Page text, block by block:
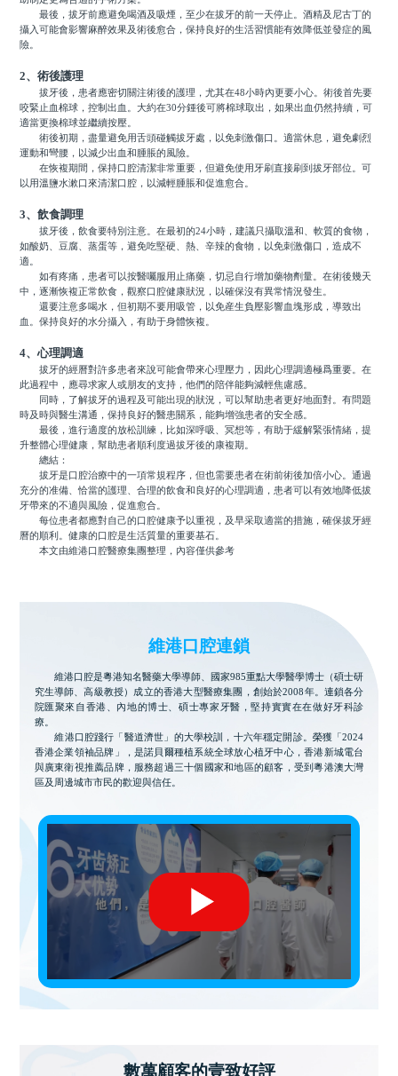
最後，拔牙前應避免喝酒及吸煙，至少在拔牙的前一天停止。酒精及尼古丁的
攝入可能會影響麻醉效果及術後愈合，保持良好的生活習慣能有效降低並發症的風
險。
2、術後護理
拔牙後，患者應密切關注術後的護理，尤其在48小時內更要小心。術後首先要
咬緊止血棉球，控制出血。大約在30分鍾後可將棉球取出，如果出血仍然持續，可
適當更換棉球並繼續按壓。
術後初期，盡量避免用舌頭碰觸拔牙處，以免刺激傷口。適當休息，避免劇烈
運動和彎腰，以減少出血和腫脹的風險。
在恢複期間，保持口腔清潔非常重要，但避免使用牙刷直接刷到拔牙部位。可
以用溫鹽水漱口來清潔口腔，以減輕腫脹和促進愈合。
3、飲食調理
拔牙後，飲食要特別注意。在最初的24小時，建議只攝取溫和、軟質的食物，
如酸奶、豆腐、蒸蛋等，避免吃堅硬、熱、辛辣的食物，以免刺激傷口，造成不
適。
如有疼痛，患者可以按醫囑服用止痛藥，切忌自行增加藥物劑量。在術後幾天
中，逐漸恢複正常飲食，觀察口腔健康狀況，以確保沒有異常情況發生。
還要注意多喝水，但初期不要用吸管，以免産生負壓影響血塊形成，導致出
血。保持良好的水分攝入，有助于身體恢複。
4、心理調適
拔牙的經曆對許多患者來說可能會帶來心理壓力，因此心理調適極爲重要。在
此過程中，應尋求家人或朋友的支持，他們的陪伴能夠減輕焦慮感。
同時，了解拔牙的過程及可能出現的狀況，可以幫助患者更好地面對。有問題
時及時與醫生溝通，保持良好的醫患關系，能夠增強患者的安全感。
最後，進行適度的放松訓練，比如深呼吸、冥想等，有助于緩解緊張情緒，提
升整體心理健康，幫助患者順利度過拔牙後的康複期。
總結：
拔牙是口腔治療中的一項常規程序，但也需要患者在術前術後加倍小心。通過
充分的准備、恰當的護理、合理的飲食和良好的心理調適，患者可以有效地降低拔
牙帶來的不適與風險，促進愈合。
每位患者都應對自己的口腔健康予以重視，及早采取適當的措施，確保拔牙經
曆的順利。健康的口腔是生活質量的重要基石。
本文由維港口腔醫療集團整理，內容僅供參考
維港口腔連鎖
維港口腔是粵港知名醫藥大學導師、國家985重點大學醫學博士（碩士研
究生導師、高級教授）成立的香港大型醫療集團，創始於2008年。連鎖各分
院匯聚來自香港、內地的博士、碩士專家牙醫，堅持實實在在做好牙科診
療。
維港口腔踐行「醫道濟世」的大學校訓，十六年穩定開診。榮獲「2024
香港企業領袖品牌」，是諾貝爾種植系統全球放心植牙中心，香港新城電台
與廣東衛視推薦品牌，服務超過三十個國家和地區的顧客，受到粵港澳大灣
區及周邊城市市民的歡迎與信任。
數萬顧客的壹致好評